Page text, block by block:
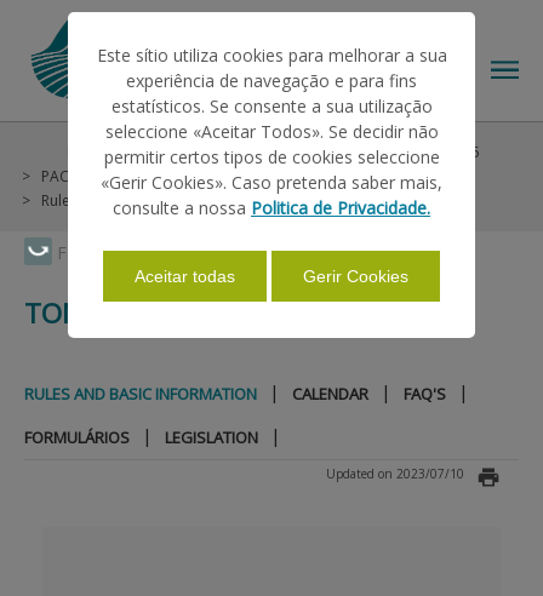
Faça Swipe para ver o menu
HELP/SUPPORT
INFORMATIONS
STATISTICS
Help/Support Helps on Unique Request
Pré-PU 2025
PAC 2014-2022
Tomato for Transformation
Rules and Basic Information
TOMATO FOR TRANSFORMATION
RULES AND BASIC INFORMATION | CALENDAR | FAQ'S |
FORMULÁRIOS | LEGISLATION |
Updated on 2023/07/10
Este sítio utiliza cookies para melhorar a sua
experiência de navegação e para fins
estatísticos. Se consente a sua utilização
seleccione «Aceitar Todos». Se decidir não
permitir certos tipos de cookies seleccione
«Gerir Cookies». Caso pretenda saber mais,
consulte a nossa Politica de Privacidade.
Aceitar todas Gerir Cookies